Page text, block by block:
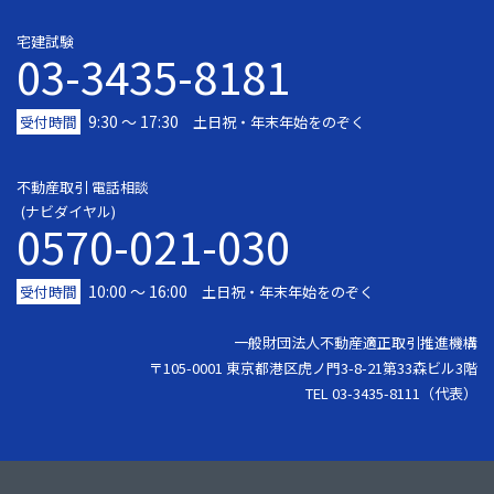
宅建試験
03-3435-8181
受付時間 9:30 〜 17:30 土日祝・年末年始をのぞく
不動産取引 電話相談
(ナビダイヤル)
0570-021-030
受付時間 10:00 ～ 16:00 土日祝・年末年始をのぞく
一般財団法人不動産適正取引推進機構
〒105-0001 東京都港区虎ノ門3-8-21第33森ビル3階
TEL 03-3435-8111（代表）